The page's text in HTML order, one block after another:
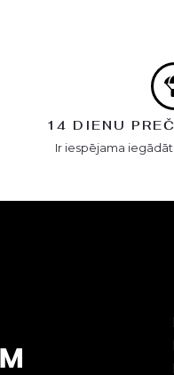
14 DIENU
Ir iespējama